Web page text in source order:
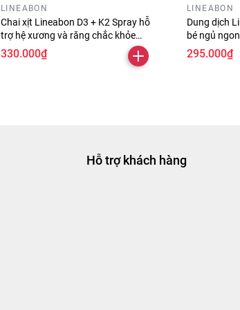
LINEABON
Chai xịt Lineabon D3 + K2 Spray hỗ
trợ hệ xương và răng chắc khỏe
cho bé chai 10ml
330.000₫
LINEABON
Dung dịch
bé ngủ
cao chai 10ml
295.000₫
Hỗ trợ khách hàng